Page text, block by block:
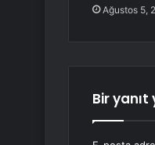
Ağustos 5,
Bir yanıt